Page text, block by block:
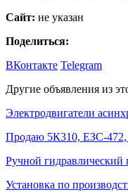
Сайт: не указан
Поделиться:
ВКонтакте Telegram
Другие объявления из
Электродвигатели
Продаю 5К310, ЕЗС-
Ручной
Установка по